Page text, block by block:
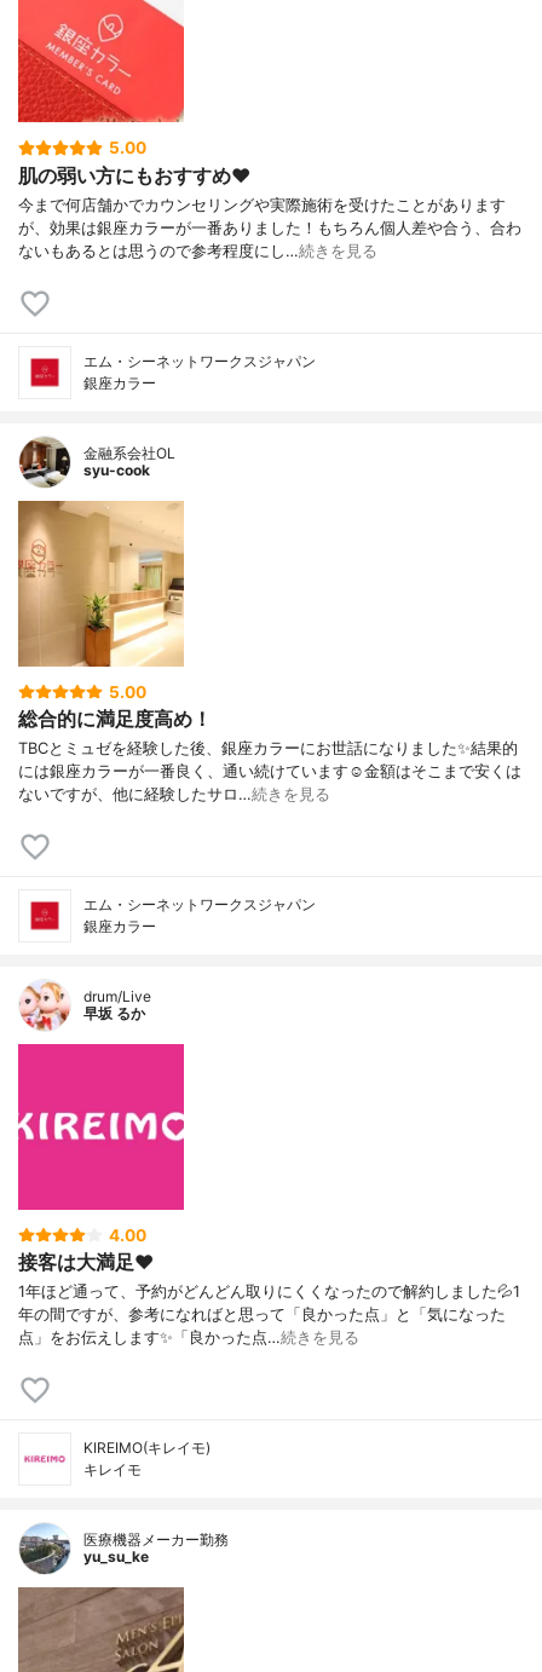
5.00
肌の弱い方にもおすすめ❤️
今まで何店舗かでカウンセリングや実際施術を受けたことがあります
が、効果は銀座カラーが一番ありました！もちろん個人差や合う、合わ
ないもあるとは思うので参考程度にし…続きを見る
エム・シーネットワークスジャパン
銀座カラー
金融系会社OL
syu-cook
5.00
総合的に満足度高め！
TBCとミュゼを経験した後、銀座カラーにお世話になりました✨結果的
には銀座カラーが一番良く、通い続けています☺️金額はそこまで安くは
ないですが、他に経験したサロ…続きを見る
エム・シーネットワークスジャパン
銀座カラー
drum/Live
早坂 るか
4.00
接客は大満足❤️
1年ほど通って、予約がどんどん取りにくくなったので解約しました💦1
年の間ですが、参考になればと思って「良かった点」と「気になった
点」をお伝えします✨「良かった点…続きを見る
KIREIMO(キレイモ)
キレイモ
医療機器メーカー勤務
yu_su_ke